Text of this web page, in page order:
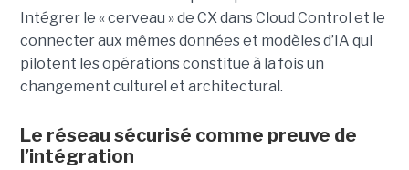
Intégrer le « cerveau » de CX dans Cloud Control et le
connecter aux mêmes données et modèles d’IA qui
pilotent les opérations constitue à la fois un
changement culturel et architectural.
Le réseau sécurisé comme preuve de
l’intégration